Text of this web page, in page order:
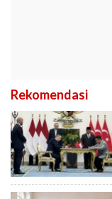
Rekomendasi